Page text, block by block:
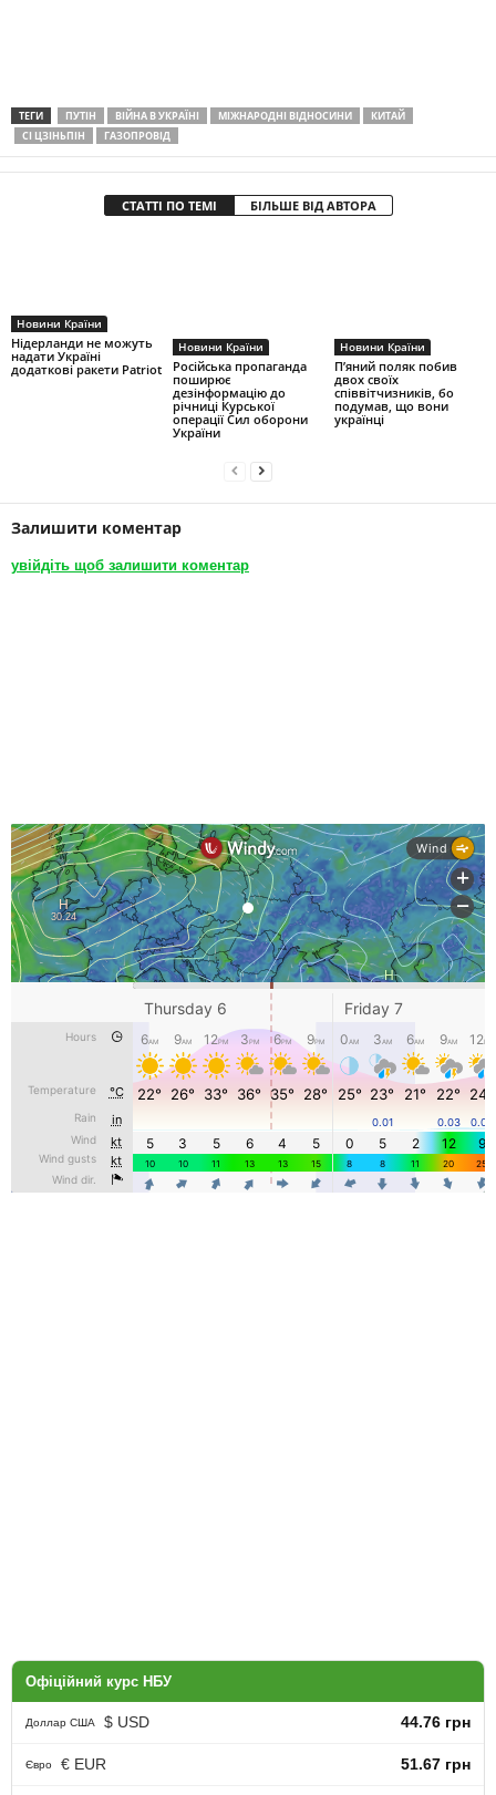
ТЕГИ ПУТІН ВІЙНА В УКРАЇНІ МІЖНАРОДНІ ВІДНОСИНИ
КИТАЙ
СІ ЦЗІНЬПІН
ГАЗОПРОВІД
СТАТТІ ПО ТЕМІ БІЛЬШЕ ВІД АВТОРА
Новини Країни
Нідерланди не можуть
надати Україні
додаткові ракети Patriot
Новини Країни
Російська пропаганда
поширює
дезінформацію до
річниці Курської
операції Сил оборони
України
Новини Країни
П’яний поляк побив
двох своїх
співвітчизників, бо
подумав, що вони
українці
Залишити коментар
увійдіть щоб залишити коментар
Офіційний курс НБУ
Доллар США $ USD 44.76 грн
Євро € EUR 51.67 грн